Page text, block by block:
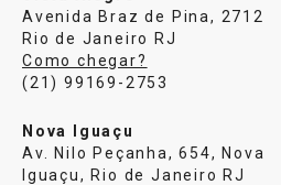
Avenida Braz de Pina, 2712
Rio de Janeiro RJ
Como chegar?
(21) 99169-2753
Nova Iguaçu
Av. Nilo Peçanha, 654, Nova
Iguaçu, Rio de Janeiro RJ